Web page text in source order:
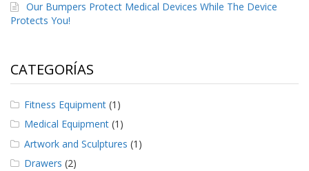
n
t
F
r
e
c
u
e
n
t
e
Our Bumpers Protect Medical Devices While The Device
Protects You!
CATEGORÍAS
Fitness Equipment (1)
Medical Equipment (1)
Artwork and Sculptures (1)
Drawers (2)